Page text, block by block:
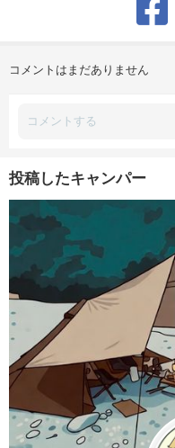
コメントはまだありません
投稿したキャンパー